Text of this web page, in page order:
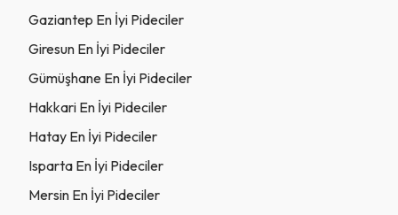
Gaziantep En İyi Pideciler
Giresun En İyi Pideciler
Gümüşhane En İyi Pideciler
Hakkari En İyi Pideciler
Hatay En İyi Pideciler
Isparta En İyi Pideciler
Mersin En İyi Pideciler